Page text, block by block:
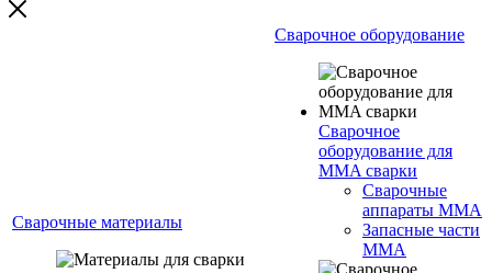
Сварочные материалы
Сварочное оборудование
Сварочное
оборудование для
MMA сварки
Сварочные
аппараты MMA
Запасные части
MMA